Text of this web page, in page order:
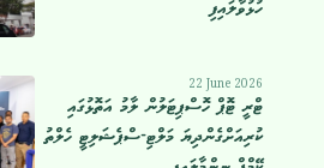
ހުޅުވާލައިފި
22 June 2026
ޓްރީ ޓޮޕް ހޮސްޕިޓަލުން ލާމު އަތޮޅުގައި
ކުރިއަށްގެންދިޔަ މަލްޓި-ސްޕެޝަލިޓީ ހެލްތު